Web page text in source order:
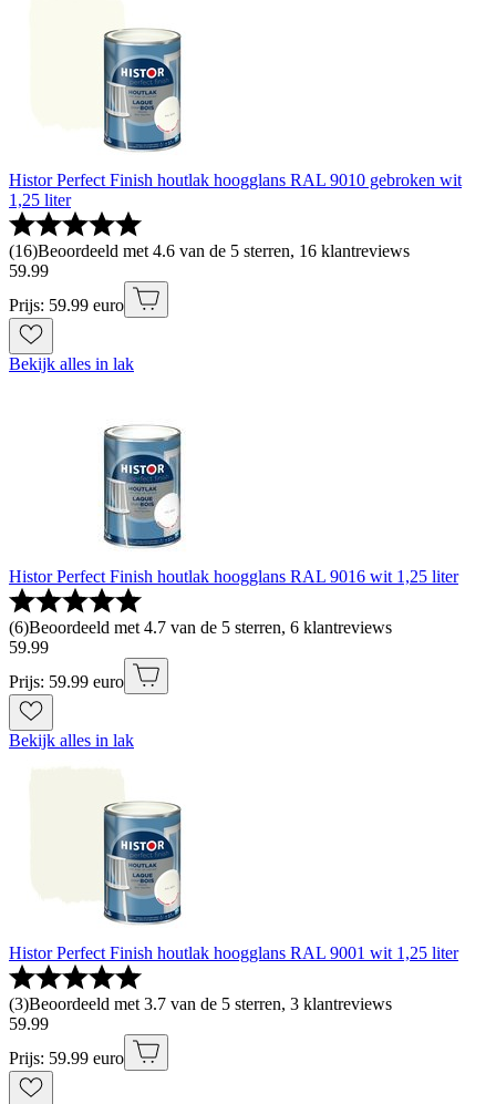
Histor Perfect Finish houtlak hoogglans RAL 9010 gebroken wit
1,25 liter
(16)Beoordeeld met 4.6 van de 5 sterren, 16 klantreviews
59.99
Prijs: 59.99 euro
Bekijk alles in lak
Histor Perfect Finish houtlak hoogglans RAL 9016 wit 1,25 liter
(6)Beoordeeld met 4.7 van de 5 sterren, 6 klantreviews
59.99
Prijs: 59.99 euro
Bekijk alles in lak
Histor Perfect Finish houtlak hoogglans RAL 9001 wit 1,25 liter
(3)Beoordeeld met 3.7 van de 5 sterren, 3 klantreviews
59.99
Prijs: 59.99 euro